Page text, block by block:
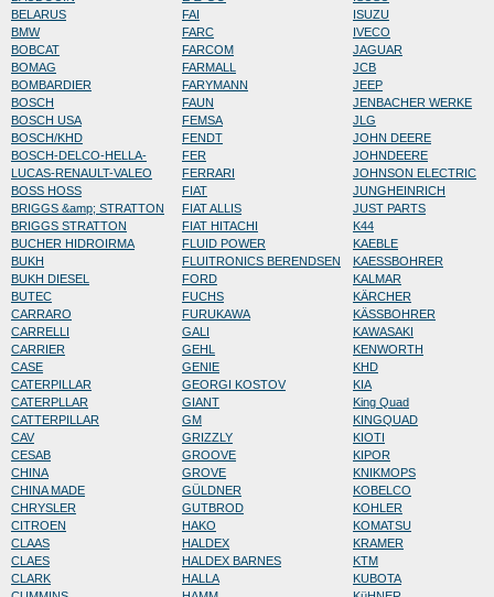
BELARUS
BMW
BOBCAT
BOMAG
BOMBARDIER
BOSCH
BOSCH USA
BOSCH/KHD
BOSCH-DELCO-HELLA-
LUCAS-RENAULT-VALEO
BOSS HOSS
BRIGGS &amp; STRATTON
BRIGGS STRATTON
BUCHER HIDROIRMA
BUKH
BUKH DIESEL
BUTEC
CARRARO
CARRELLI
CARRIER
CASE
CATERPILLAR
CATERPLLAR
CATTERPILLAR
CAV
CESAB
CHINA
CHINA MADE
CHRYSLER
CITROEN
CLAAS
CLAES
CLARK
FAI
FARC
FARCOM
FARMALL
FARYMANN
FAUN
FEMSA
FENDT
FER
FERRARI
FIAT
FIAT ALLIS
FIAT HITACHI
FLUID POWER
FLUITRONICS BERENDSEN
FORD
FUCHS
FURUKAWA
GALI
GEHL
GENIE
GEORGI KOSTOV
GIANT
GM
GRIZZLY
GROOVE
GROVE
GÜLDNER
GUTBROD
HAKO
HALDEX
HALDEX BARNES
HALLA
ISUZU
IVECO
JAGUAR
JCB
JEEP
JENBACHER WERKE
JLG
JOHN DEERE
JOHNDEERE
JOHNSON ELECTRIC
JUNGHEINRICH
JUST PARTS
K44
KAEBLE
KAESSBOHRER
KALMAR
KÄRCHER
KÄSSBOHRER
KAWASAKI
KENWORTH
KHD
KIA
King Quad
KINGQUAD
KIOTI
KIPOR
KNIKMOPS
KOBELCO
KOHLER
KOMATSU
KRAMER
KTM
KUBOTA